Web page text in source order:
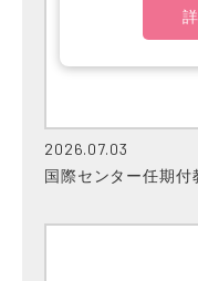
2026.07.03
国際センター任期